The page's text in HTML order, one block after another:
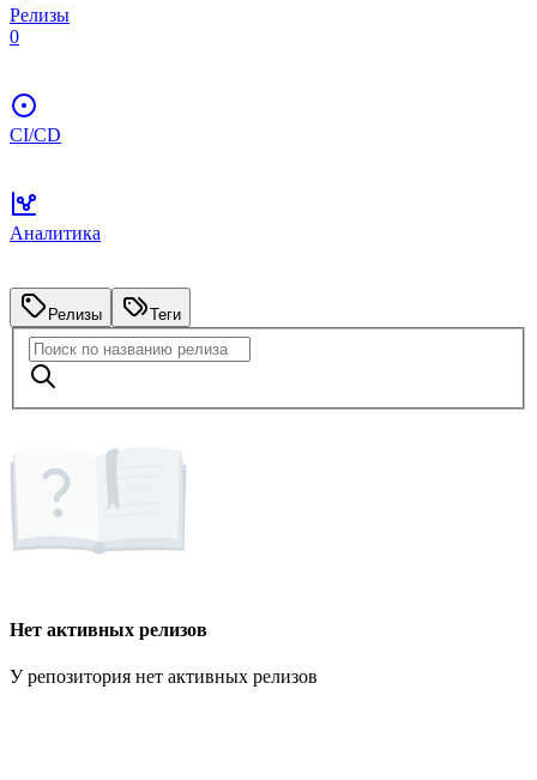
Релизы
0
CI/CD
Аналитика
Релизы Теги
Нет активных релизов
У репозитория нет активных релизов